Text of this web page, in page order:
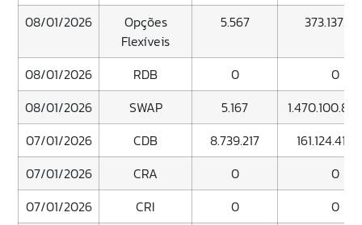
08/01/2026
Opções
Flexíveis
5.567
08/01/2026 RDB 0
0
08/01/2026
SWAP 5.167
07/01/2026
CDB 8.739.217
07/01/2026
CRA 0
0
07/01/2026
CRI 0
0